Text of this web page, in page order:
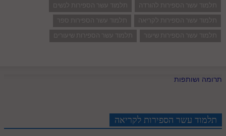
תלמוד עשר הספירות להורדה
תלמוד עשר הספירות לנשים
תלמוד עשר הספירות לקריאה
תלמוד עשר הספירות ספר
תלמוד עשר הספירות שיעור
תלמוד עשר הספירות שיעורים
תרומה ושותפות
תלמוד עשר הספירות לקריאה